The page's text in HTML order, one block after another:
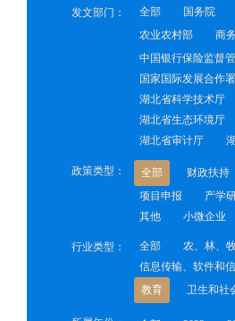
发文部门： 全部 国务院
农业农村部
商
中国银行保险监督
国家国际发展合作署
湖北省科学技术厅
湖北省生态环境厅
湖北省审计厅
政策类型： 全部 财政扶持
项目申报
产学
其他
小微企业
行业类型： 全部 农、林、
信息传输、软件和
教育
卫生和社